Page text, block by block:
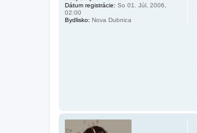
Dátum registrácie: So 01. Júl, 2006,
02:00
Bydlisko: Nova Dubnica